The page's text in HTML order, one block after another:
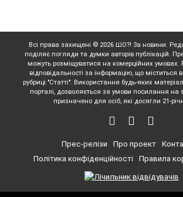
Всі права захищені © 2026 ШО?! За новини.
поділяє погляди та думки авторів публікацій.
можуть розміщуватися на комерційних умовах.
відповідальності за інформацію, що міститься
рубриці "Статті". Використання будь-яких
порталі, дозволяється за умови посилання на
призначено для осіб, які досягли 21-
Прес-релізи Про проект
Політика конфіденційності
Правила